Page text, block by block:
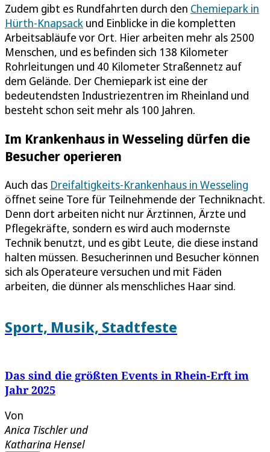
Zudem gibt es Rundfahrten durch den Chemiepark in
Hürth-Knapsack und Einblicke in die kompletten
Arbeitsabläufe vor Ort. Hier arbeiten mehr als 2500
Menschen, und es befinden sich 138 Kilometer
Rohrleitungen und 40 Kilometer Straßennetz auf
dem Gelände. Der Chemiepark ist eine der
bedeutendsten Industriezentren im Rheinland und
besteht schon seit mehr als 100 Jahren.
Im Krankenhaus in Wesseling dürfen die
Besucher operieren
Auch das Dreifaltigkeits-Krankenhaus in Wesseling
öffnet seine Tore für Teilnehmende der Techniknacht.
Denn dort arbeiten nicht nur Ärztinnen, Ärzte und
Pflegekräfte, sondern es wird auch modernste
Technik benutzt, und es gibt Leute, die diese instand
halten müssen. Besucherinnen und Besucher können
sich als Operateure versuchen und mit Fäden
arbeiten, die dünner als menschliches Haar sind.
Sport, Musik, Stadtfeste
Das sind die größten Events in Rhein-Erft im
Jahr 2025
Von
Anica Tischlerund
Katharina Hensel